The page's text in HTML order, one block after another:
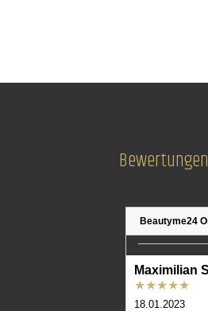
Bewertungen